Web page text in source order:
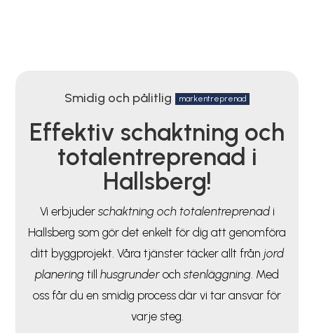
Smidig och pålitlig markentreprenad
Effektiv schaktning och
totalentreprenad i
Hallsberg!
Vi erbjuder schaktning och totalentreprenadi
Hallsberg som gör det enkelt för dig att genomföra
ditt byggprojekt. Våra tjänster täcker allt från jord
planering till husgrunder och stenläggning. Med
oss får du en smidig process där vi tar ansvar för
varje steg.